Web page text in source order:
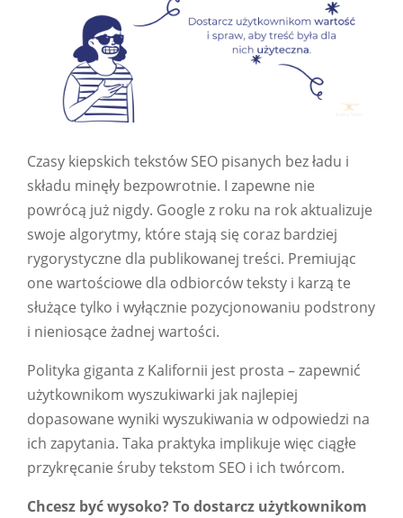
Czasy kiepskich tekstów SEO pisanych bez ładu i
składu minęły bezpowrotnie. I zapewne nie
powrócą już nigdy. Google z roku na rok aktualizuje
swoje algorytmy, które stają się coraz bardziej
rygorystyczne dla publikowanej treści. Premiując
one wartościowe dla odbiorców teksty i karzą te
służące tylko i wyłącznie pozycjonowaniu podstrony
i nieniosące żadnej wartości.
Polityka giganta z Kalifornii jest prosta – zapewnić
użytkownikom wyszukiwarki jak najlepiej
dopasowane wyniki wyszukiwania w odpowiedzi na
ich zapytania. Taka praktyka implikuje więc ciągłe
przykręcanie śruby tekstom SEO i ich twórcom.
Chcesz być wysoko? To dostarcz użytkownikom